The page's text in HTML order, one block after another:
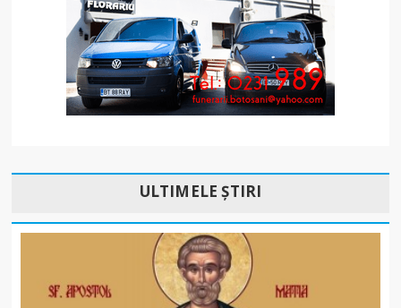
ULTIMELE ȘTIRI